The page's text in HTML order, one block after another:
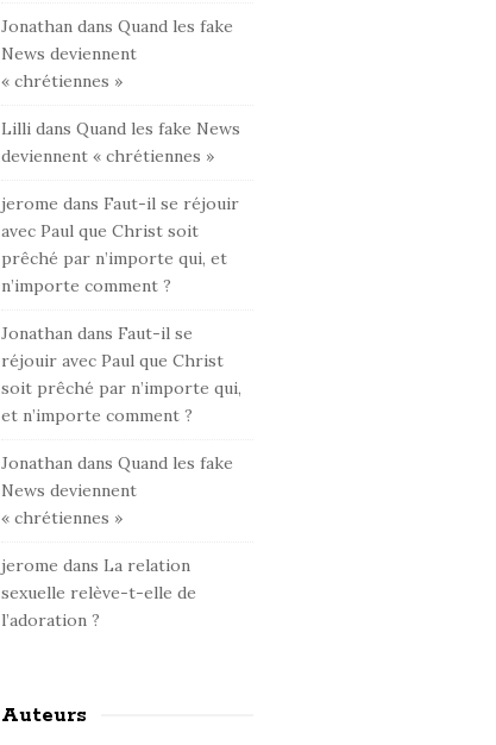
Jonathan dansQuand les fake
News deviennent
« chrétiennes »
Lilli dansQuand les fake News
deviennent « chrétiennes »
jerome dans Faut-il se réjouir
avec Paul que Christ soit
prêché par n’importe qui, et
n’importe comment ?
Jonathan dans Faut-il se
réjouir avec Paul que Christ
soit prêché par n’importe qui,
et n’importe comment ?
Jonathan dansQuand les fake
News deviennent
« chrétiennes »
jerome dans La relation
sexuelle relève-t-elle de
l’adoration ?
Auteurs